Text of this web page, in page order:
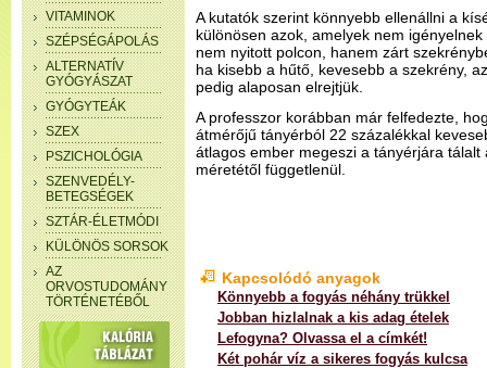
VITAMINOK
SZÉPSÉGÁPOLÁS
ALTERNATÍV
GYÓGYÁSZAT
GYÓGYTEÁK
SZEX
PSZICHOLÓGIA
SZENVEDÉLY-
BETEGSÉGEK
SZTÁR-ÉLETMÓDI
KÜLÖNÖS SORSOK
AZ
ORVOSTUDOMÁNY
TÖRTÉNETÉBŐL
A kutatók szerint könnyebb ellenállni a
különösen azok, amelyek nem
nem nyitott polcon, hanem zárt
ha kisebb a hűtő, kevesebb a szekrény,
pedig alaposan elrejtjük.
A professzor korábban már felfedezte,
átmérőjű tányérból 22 százalékkal
átlagos ember megeszi a tányérjára
méretétől függetlenül.
Kapcsolódó anyagok
Könnyebb a fogyás néhány trükkel
Jobban hizlalnak a kis adag ételek
Lefogyna? Olvassa el a címkét!
Két pohár víz a sikeres fogyás kulcsa